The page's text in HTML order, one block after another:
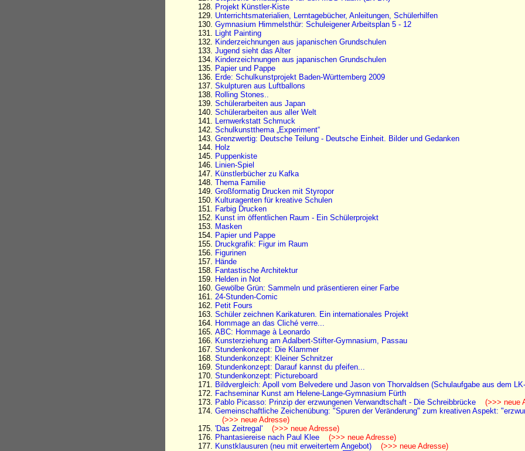
Projekt Künstler-Kiste
Unterrichtsmaterialien, Lerntagebücher, Anleitungen, Schülerhilfen
Gymnasium Himmelsthür: Schuleigener Arbeitsplan 5 - 12
Light Painting
Kinderzeichnungen aus japanischen Grundschulen
Jugend sieht das Alter
Kinderzeichnungen aus japanischen Grundschulen
Papier und Pappe
Erde: Schulkunstprojekt Baden-Württemberg 2009
Skulpturen aus Luftballons
Rolling Stones..
Schülerarbeiten aus Japan
Schülerarbeiten aus aller Welt
Lernwerkstatt Schmuck
Schulkunstthema „Experiment“
Grenzwertig: Deutsche Teilung - Deutsche Einheit. Bilder und Gedanken
Holz
Puppenkiste
Linien-Spiel
Künstlerbücher zu Kafka
Thema Familie
Großformatig Drucken mit Styropor
Kulturagenten für kreative Schulen
Farbig Drucken
Kunst im öffentlichen Raum - Ein Schülerprojekt
Masken
Papier und Pappe
Druckgrafik: Figur im Raum
Figurinen
Hände
Fantastische Architektur
Helden in Not
Gewölbe Grün: Sammeln und präsentieren einer Farbe
24-Stunden-Comic
Petit Fours
Schüler zeichnen Karikaturen. Ein internationales Projekt
Hommage an das Cliché verre...
ABC: Hommage à Leonardo
Kunsterziehung am Adalbert-Stifter-Gymnasium, Passau
Stundenkonzept: Die Klammer
Stundenkonzept: Kleiner Schnitzer
Stundenkonzept: Darauf kannst du pfeifen...
Stundenkonzept: Pictureboard
Bildvergleich: Apoll vom Belvedere und Jason von Thorvaldsen (Schulaufgabe aus dem
Fachseminar Kunst am Helene-Lange-Gymnasium Fürth
Pablo Picasso: Prinzip der erzwungenen Verwandtschaft - Die Schreibbrücke
(>>> neue
Gemeinschaftliche Zeichenübung: "Spuren der Veränderung" zum kreativen Aspekt:
(>>> neue Adresse)
'Das Zeitregal'
(>>> neue Adresse)
Phantasiereise nach Paul Klee
(>>> neue Adresse)
Kunstklausuren (neu mit erweitertem Angebot)
(>>> neue Adresse)